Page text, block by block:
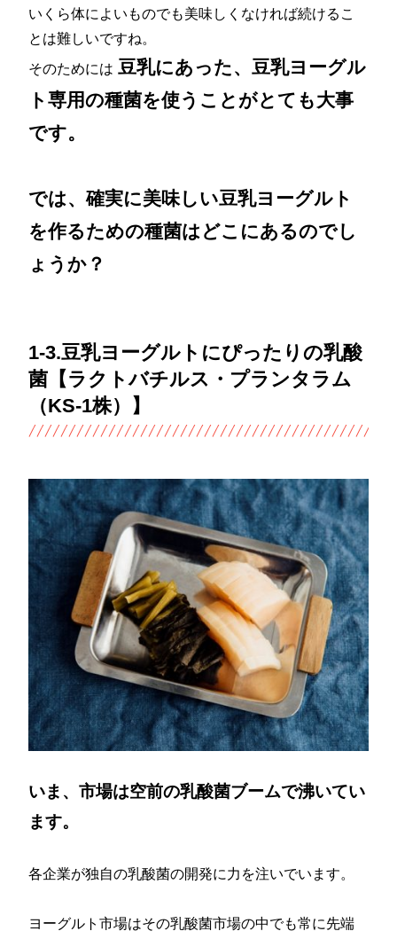
いくら体によいものでも美味しくなければ続けるこ
とは難しいですね。
そのためには豆乳にあった、豆乳ヨーグル
ト専用の種菌を使うことがとても大事
です。
では、確実に美味しい豆乳ヨーグルト
を作るための種菌はどこにあるのでし
ょうか？
1-3.豆乳ヨーグルトにぴったりの乳酸
菌【ラクトバチルス・プランタラム
（KS-1株）】
いま、市場は空前の乳酸菌ブームで沸いてい
ます。
各企業が独自の乳酸菌の開発に力を注いでいます。
ヨーグルト市場はその乳酸菌市場の中でも常に先端